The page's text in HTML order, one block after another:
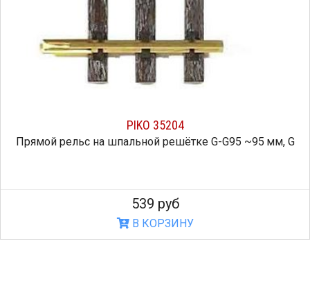
PIKO 35204
Прямой рельс на шпальной решётке G-G95 ~95 мм, G
539 руб
В КОРЗИНУ